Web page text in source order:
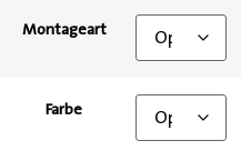
Montageart
Farbe